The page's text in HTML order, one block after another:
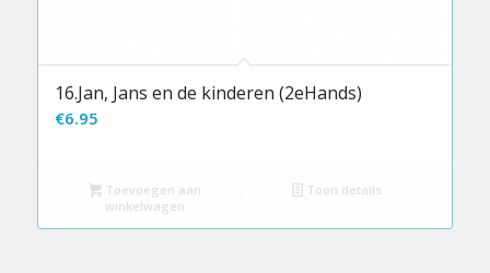
16.Jan, Jans en de kinderen (2eHands)
€6.95
Toevoegen aan
winkelwagen
Toon details